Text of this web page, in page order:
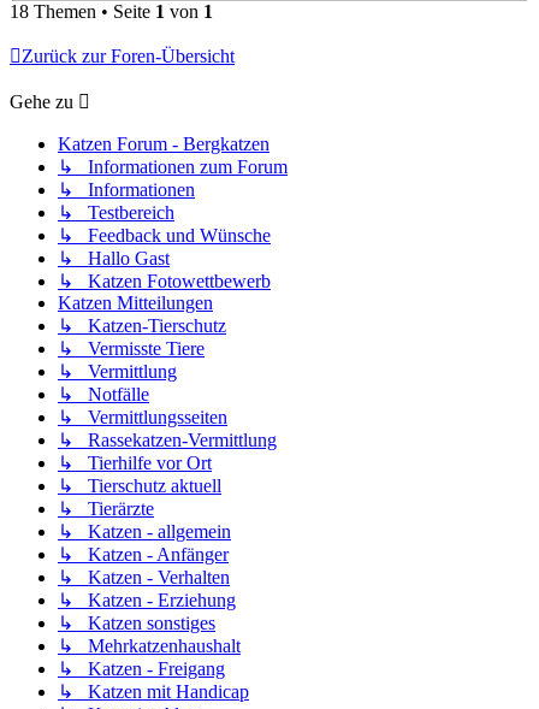
18 Themen • Seite 1 von 1
Zurück zur Foren-Übersicht
Gehe zu
Katzen Forum - Bergkatzen
↳ Informationen zum Forum
↳ Informationen
↳ Testbereich
↳ Feedback und Wünsche
↳ Hallo Gast
↳ Katzen Fotowettbewerb
Katzen Mitteilungen
↳ Katzen-Tierschutz
↳ Vermisste Tiere
↳ Vermittlung
↳ Notfälle
↳ Vermittlungsseiten
↳ Rassekatzen-Vermittlung
↳ Tierhilfe vor Ort
↳ Tierschutz aktuell
↳ Tierärzte
↳ Katzen - allgemein
↳ Katzen - Anfänger
↳ Katzen - Verhalten
↳ Katzen - Erziehung
↳ Katzen sonstiges
↳ Mehrkatzenhaushalt
↳ Katzen - Freigang
↳ Katzen mit Handicap